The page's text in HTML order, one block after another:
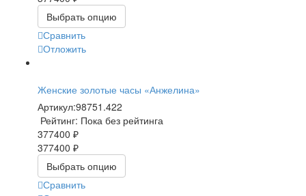
Выбрать опцию
Сравнить
Отложить
Женские золотые часы «Анжелина»
Артикул:98751.422
Рейтинг: Пока без рейтинга
377400 ₽
377400 ₽
Выбрать опцию
Сравнить